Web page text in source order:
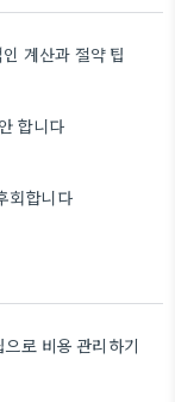
계산과 절약 팁
합니다
회합니다
로 비용 관리하기